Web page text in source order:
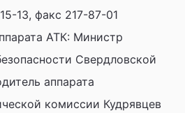
13, факс 217-87-01
АТК: Министр
Свердловской
аппарата
комиссии Кудрявцев